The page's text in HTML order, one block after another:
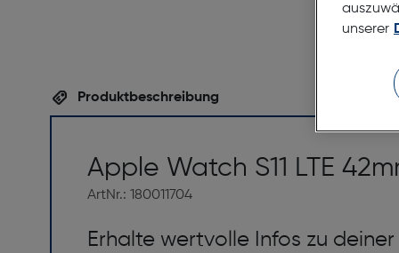
Produktbeschreibung
Apple Watch S11 LTE
ArtNr.: 180011704
Erhalte wertvolle Infos zu
unserer